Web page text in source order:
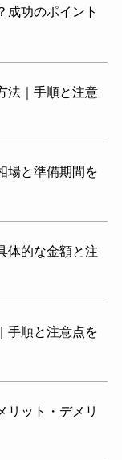
成功のポイント
法｜手順と注意
場と準備期間を
体的な金額と注
手順と注意点を
リット・デメリ